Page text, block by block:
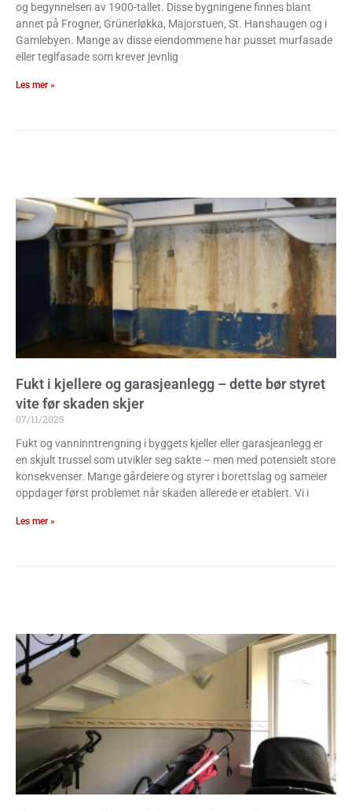
og begynnelsen av 1900-tallet. Disse bygningene finnes blant
annet på Frogner, Grünerløkka, Majorstuen, St. Hanshaugen og i
Gamlebyen. Mange av disse eiendommene har pusset murfasade
eller teglfasade som krever jevnlig
Les mer »
Fukt i kjellere og garasjeanlegg – dette bør styret
vite før skaden skjer
07/11/2025
Fukt og vanninntrengning i byggets kjeller eller garasjeanlegg er
en skjult trussel som utvikler seg sakte – men med potensielt store
konsekvenser. Mange gårdeiere og styrer i borettslag og sameier
oppdager først problemet når skaden allerede er etablert. Vi i
Les mer »